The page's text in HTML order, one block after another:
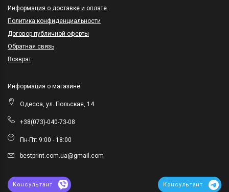
Информация о доставке и оплате
Политика конфиденциальности
Договор публичной оферты
Обратная связь
Возврат
Информация о магазине
Одесса, ул. Польская, 14
+38(073)-040-73-08
Пн-Пт: 9:00 - 18:00
bestprint.com.ua@gmail.com
Консультант Консультант